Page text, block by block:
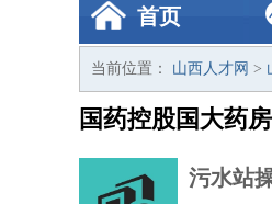
首页
当前位置： 山西人才网 >
国药控股国大药
污水站